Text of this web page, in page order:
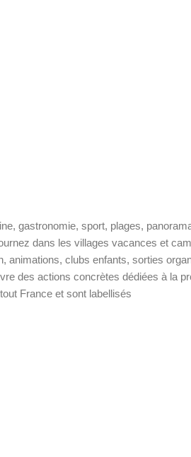
gastronomie, sport, plages,
dans les villages vacances et
animations, clubs enfants, sorties
des actions concrètes dédiées à la
France et sont labellisés